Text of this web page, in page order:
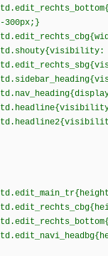
-300px;}
td.shouty{visibility: